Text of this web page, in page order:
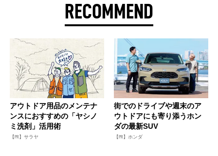
RECOMMEND
アウトドア用品のメンテナ
ンスにおすすめの「ヤシノ
ミ洗剤」活用術
【PR】サラヤ
街でのドライブや週末のア
ウトドアにも寄り添うホン
ダの最新SUV
【PR】ホンダ